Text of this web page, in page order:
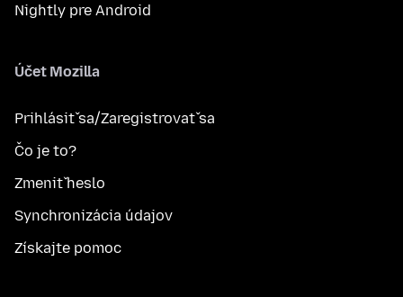
Nightly pre Android
Účet Mozilla
Prihlásiť sa/Zaregistrovať sa
Čo je to?
Zmeniť heslo
Synchronizácia údajov
Získajte pomoc